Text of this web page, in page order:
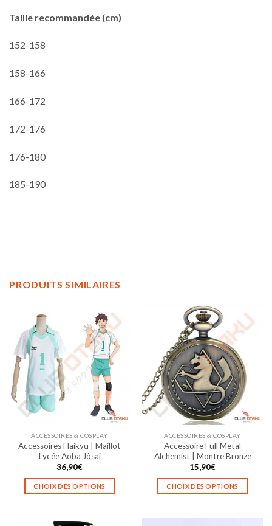
Taille recommandée (cm)
152-158
158-166
166-172
172-176
176-180
185-190
PRODUITS SIMILAIRES
ACCESSOIRES & COSPLAY
Accessoires Haikyu | Maillot
Lycée Aoba Jôsai
36,90€
CHOIX DES OPTIONS
ACCESSOIRES & COSPLAY
Accessoire Full Metal
Alchemist | Montre Bronze
15,90€
CHOIX DES OPTIONS